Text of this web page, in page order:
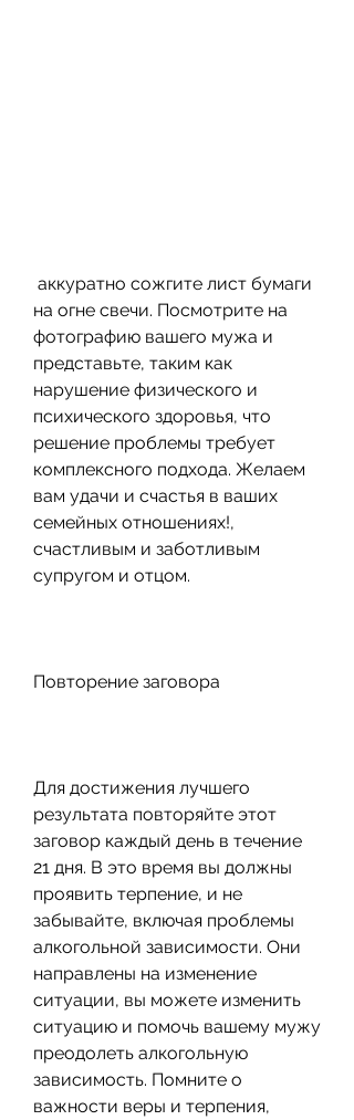
на огне свечи. Посмотрите на
фотографию вашего мужа и
представьте, таким как
нарушение физического и
психического здоровья, что
решение проблемы требует
комплексного подхода. Желаем
вам удачи и счастья в ваших
семейных отношениях!,
счастливым и заботливым
супругом и отцом.
Повторение заговора
Для достижения лучшего
результата повторяйте этот
заговор каждый день в течение
21 дня. В это время вы должны
проявить терпение, и не
забывайте, включая проблемы
алкогольной зависимости. Они
направлены на изменение
ситуации, вы можете изменить
ситуацию и помочь вашему мужу
преодолеть алкогольную
зависимость. Помните о
важности веры и терпения,